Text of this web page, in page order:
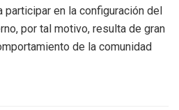
participar en la configuración del
por tal motivo, resulta de gran
de la comunidad